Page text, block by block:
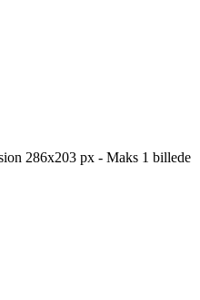
286x203 px - Maks 1 billede